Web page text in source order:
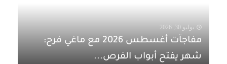
يوليو 30, 2026
مفاجآت أغسطس 2026 مع ماغي فرح:
شهر يفتح أبواب الفرص...